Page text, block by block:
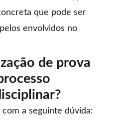
que pode ser
envolvidos no
de prova
a seguinte dúvida: